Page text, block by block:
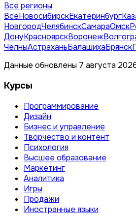
Все регионы
ВсеНовосибирскЕкатеринбург
НовгородЧелябинскСамараОмск
ДонуКрасноярскВоронеж
ЧелныАстраханьБалашихаБрянск
Данные обновлены 7 августа
Курсы
Программирование
Дизайн
Бизнес и управление
Творчество и контент
Психология
Высшее образование
Маркетинг
Аналитика
Игры
Продажи
Иностранные языки